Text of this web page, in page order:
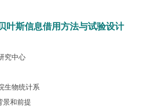
叶斯信息借用方法与试验设计
究中心
生物统计系
景和前提